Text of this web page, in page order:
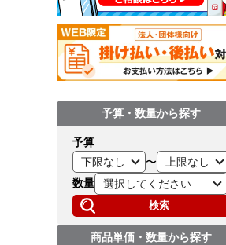
予算・数量から探す
予算
〜
数量
検索
商品単価・数量から探す